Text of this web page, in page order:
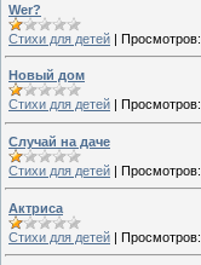
Wer?
Стихи для детей | Просмотров:
Новый дом
Стихи для детей
Просмотров:
Случай на даче
Стихи для детей | Просмотров:
Актриса
Стихи для детей | Просмотров: